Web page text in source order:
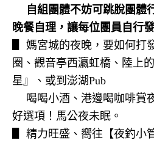
自組團體不妨可跳脫團體
晚餐自理，讓每位團員自行
▋ 媽宮城的夜晚，要如何打
圈、觀音亭西瀛虹橋、陸上
星』、或到澎湖Pub
喝喝小酒、港邊喝咖啡賞
好選項！馬公夜未眠。
▋ 精力旺盛、嚮往【夜釣小